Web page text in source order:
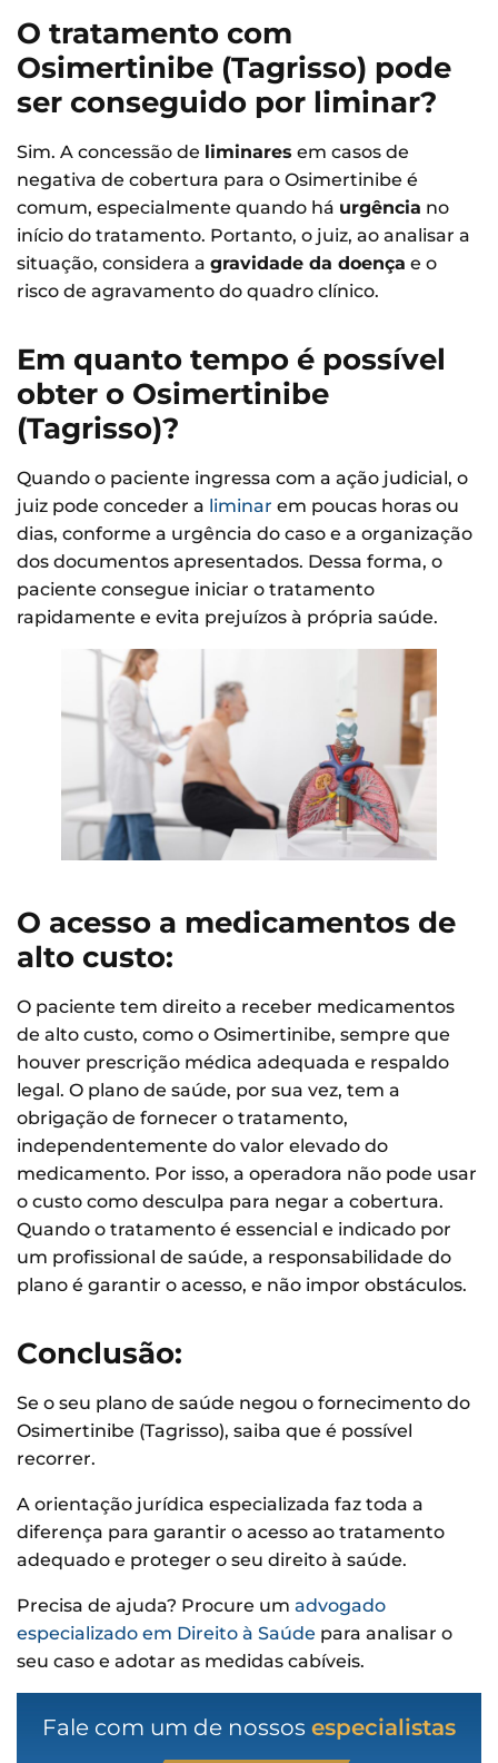
O tratamento com
Osimertinibe (Tagrisso) pode
ser conseguido por liminar?
Sim. A concessão de liminares em casos de
negativa de cobertura para o Osimertinibe é
comum, especialmente quando há urgência no
início do tratamento. Portanto, o juiz, ao analisar a
situação, considera a gravidade da doença e o
risco de agravamento do quadro clínico.
Em quanto tempo é possível
obter o Osimertinibe
(Tagrisso)?
Quando o paciente ingressa com a ação judicial, o
juiz pode conceder a liminar em poucas horas ou
dias, conforme a urgência do caso e a organização
dos documentos apresentados. Dessa forma, o
paciente consegue iniciar o tratamento
rapidamente e evita prejuízos à própria saúde.
O acesso a medicamentos de
alto custo:
O paciente tem direito a receber medicamentos
de alto custo, como o Osimertinibe, sempre que
houver prescrição médica adequada e respaldo
legal. O plano de saúde, por sua vez, tem a
obrigação de fornecer o tratamento,
independentemente do valor elevado do
medicamento. Por isso, a operadora não pode usar
o custo como desculpa para negar a cobertura.
Quando o tratamento é essencial e indicado por
um profissional de saúde, a responsabilidade do
plano é garantir o acesso, e não impor obstáculos.
Conclusão:
Se o seu plano de saúde negou o fornecimento do
Osimertinibe (Tagrisso), saiba que é possível
recorrer.
A orientação jurídica especializada faz toda a
diferença para garantir o acesso ao tratamento
adequado e proteger o seu direito à saúde.
Precisa de ajuda? Procure um advogado
especializado em Direito à Saúde para analisar o
seu caso e adotar as medidas cabíveis.
Fale com um de nossos especialistas